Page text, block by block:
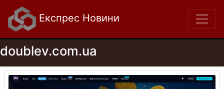
Експрес Новини
doublev.com.ua